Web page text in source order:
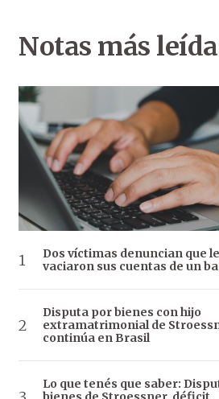
Notas más
Dos víctimas denuncian que
vaciaron sus cuentas de un
Disputa por bienes con hijo
extramatrimonial de
continúa en Brasil
Lo que tenés que saber: